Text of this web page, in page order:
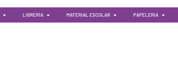
LIBRERÍA MATERIAL ESCOLAR PAPELERIA